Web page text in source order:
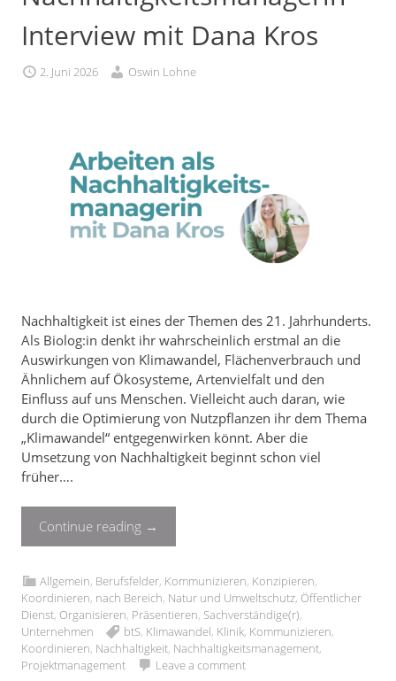
Interview mit Dana Kros
2. Juni 2026 Oswin Lohne
Nachhaltigkeit ist eines der Themen des 21. Jahrhunderts.
Als Biolog:in denkt ihr wahrscheinlich erstmal an die
Auswirkungen von Klimawandel, Flächenverbrauch und
Ähnlichem auf Ökosysteme, Artenvielfalt und den
Einfluss auf uns Menschen. Vielleicht auch daran, wie
durch die Optimierung von Nutzpflanzen ihr dem Thema
„Klimawandel“ entgegenwirken könnt. Aber die
Umsetzung von Nachhaltigkeit beginnt schon viel
früher….
Continue reading →
Allgemein, Berufsfelder, Kommunizieren, Konzipieren,
Koordinieren, nach Bereich, Natur und Umweltschutz, Öffentlicher
Dienst, Organisieren, Präsentieren, Sachverständige(r),
Unternehmen
btS, Klimawandel, Klinik, Kommunizieren,
Koordinieren, Nachhaltigkeit, Nachhaltigkeitsmanagement,
Projektmanagement
Leave a comment